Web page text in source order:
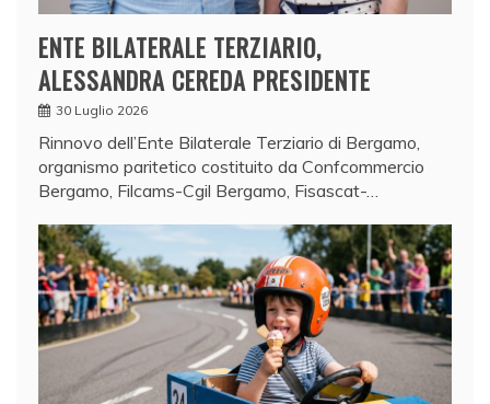
ENTE BILATERALE TERZIARIO,
ALESSANDRA CEREDA PRESIDENTE
30 Luglio 2026
Rinnovo dell’Ente Bilaterale Terziario di Bergamo,
organismo paritetico costituito da Confcommercio
Bergamo, Filcams-Cgil Bergamo, Fisascat-…